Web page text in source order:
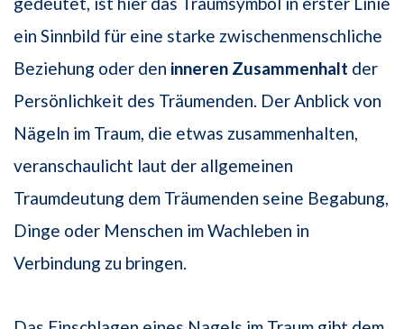
ein Sinnbild für eine starke zwischenmenschliche
Beziehung oder den inneren Zusammenhalt der
Persönlichkeit des Träumenden. Der Anblick von
Nägeln im Traum, die etwas zusammenhalten,
veranschaulicht laut der allgemeinen
Traumdeutung dem Träumenden seine Begabung,
Dinge oder Menschen im Wachleben in
Verbindung zu bringen.